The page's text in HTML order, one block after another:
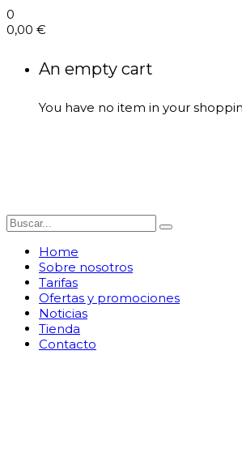
0
0,00 €
An empty cart
You have no item in your
Home
Sobre nosotros
Tarifas
Ofertas y promociones
Noticias
Tienda
Contacto